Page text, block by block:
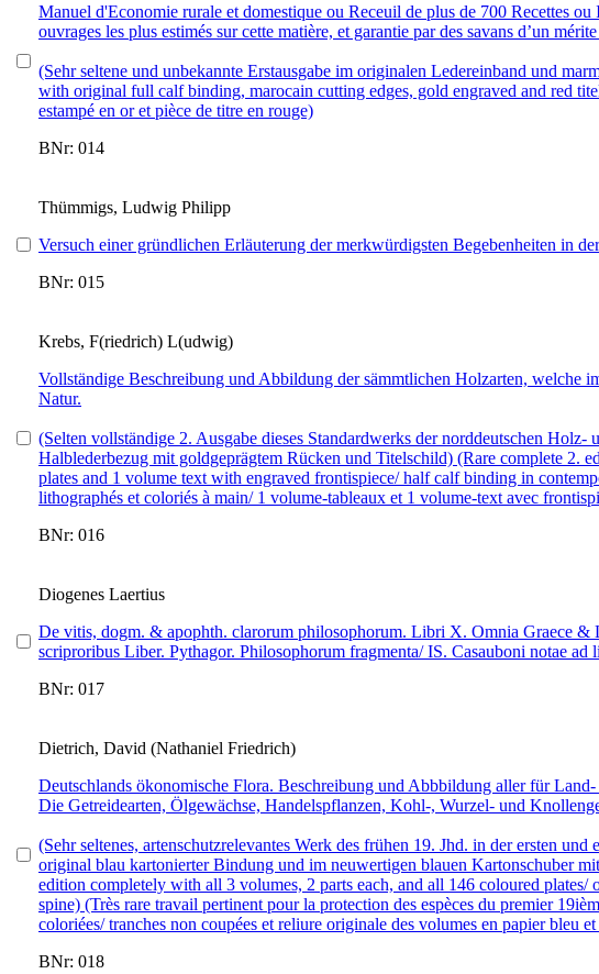
Manuel d'Economie rurale et domestique ou Receuil de plus de 700 Recettes
ouvrages les plus estimés sur cette matière, et garantie par des savans d’un
(Sehr seltene und unbekannte Erstausgabe im originalen Ledereinband und
with original full calf binding, marocain cutting edges, gold engraved and red
estampé en or et pièce de titre en rouge)
BNr: 014
Thümmigs, Ludwig Philipp
Versuch einer gründlichen Erläuterung der merkwürdigsten Begebenheiten in
BNr: 015
Krebs, F(riedrich) L(udwig)
Vollständige Beschreibung und Abbildung der sämmtlichen Holzarten, welche
Natur.
(Selten vollständige 2. Ausgabe dieses Standardwerks der norddeutschen
Halblederbezug mit goldgeprägtem Rücken und Titelschild) (Rare complete 2.
plates and 1 volume text with engraved frontispiece/ half calf binding in
lithographés et coloriés à main/ 1 volume-tableaux et 1 volume-text avec
BNr: 016
Diogenes Laertius
De vitis, dogm. & apophth. clarorum philosophorum. Libri X. Omnia Graece
scriproribus Liber. Pythagor. Philosophorum fragmenta/ IS. Casauboni notae
BNr: 017
Dietrich, David (Nathaniel Friedrich)
Deutschlands ökonomische Flora. Beschreibung und Abbbildung aller für
Die Getreidearten, Ölgewächse, Handelspflanzen, Kohl-, Wurzel- und
(Sehr seltenes, artenschutzrelevantes Werk des frühen 19. Jhd. in der ersten
original blau kartonierter Bindung und im neuwertigen blauen Kartonschuber
edition completely with all 3 volumes, 2 parts each, and all 146 coloured
spine) (Très rare travail pertinent pour la protection des espèces du premier
coloriées/ tranches non coupées et reliure originale des volumes en papier bleu
BNr: 018